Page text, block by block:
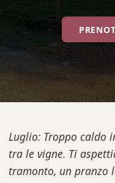
Luglio: Troppo caldo
tra le vigne. Ti
tramonto, un pranzo